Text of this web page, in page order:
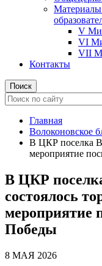
V
VI
VII
Контакты
Поиск
Главная
Волоконовское
В ЦКР поселка
мероприятие
В ЦКР
состоялось
мероприятие
Победы
8 МАЯ 2026